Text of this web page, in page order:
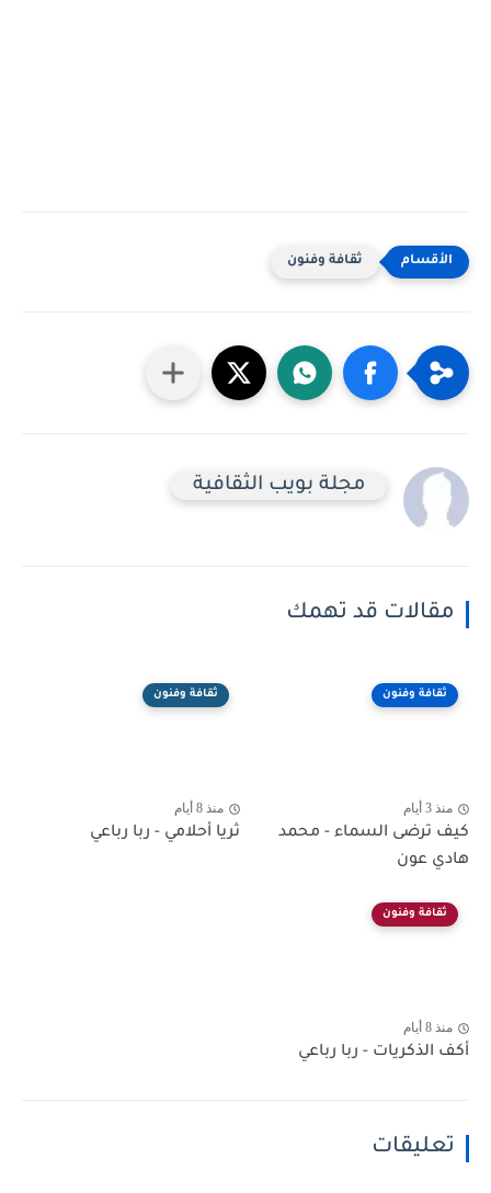
ثقافة وفنون
مجلة بويب الثقافية
مقالات قد تهمك
ثقافة وفنون
منذ 3 أيام
كيف ترضى السماء - محمد
هادي عون
ثقافة وفنون
منذ 8 أيام
ثريا أحلامي - ربا رباعي
ثقافة وفنون
منذ 8 أيام
أكف الذكريات - ربا رباعي
تعليقات